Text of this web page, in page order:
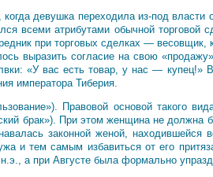
девушка переходила из-под
всеми атрибутами обычной торговой
при торговых сделках —
выразить согласие на свою
«У вас есть товар, у нас —
императора Тиберия.
Правовой основой такого
брак»). При этом женщина не должна
законной женой,
и тем самым избавиться от его
а при Августе была формально